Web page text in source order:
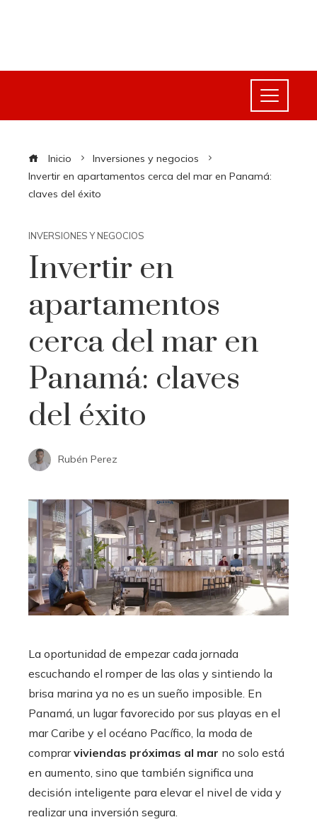
Inicio
Inversiones y negocios
Invertir en apartamentos cerca del mar en Panamá:
claves del éxito
INVERSIONES Y NEGOCIOS
Invertir en
apartamentos
cerca del mar en
Panamá: claves
del éxito
Rubén Perez
La oportunidad de empezar cada jornada
escuchando el romper de las olas y sintiendo la
brisa marina ya no es un sueño imposible. En
Panamá, un lugar favorecido por sus playas en el
mar Caribe y el océano Pacífico, la moda de
comprarviviendas próximas al mar no solo está
en aumento, sino que también significa una
decisión inteligente para elevar el nivel de vida y
realizar una inversión segura.